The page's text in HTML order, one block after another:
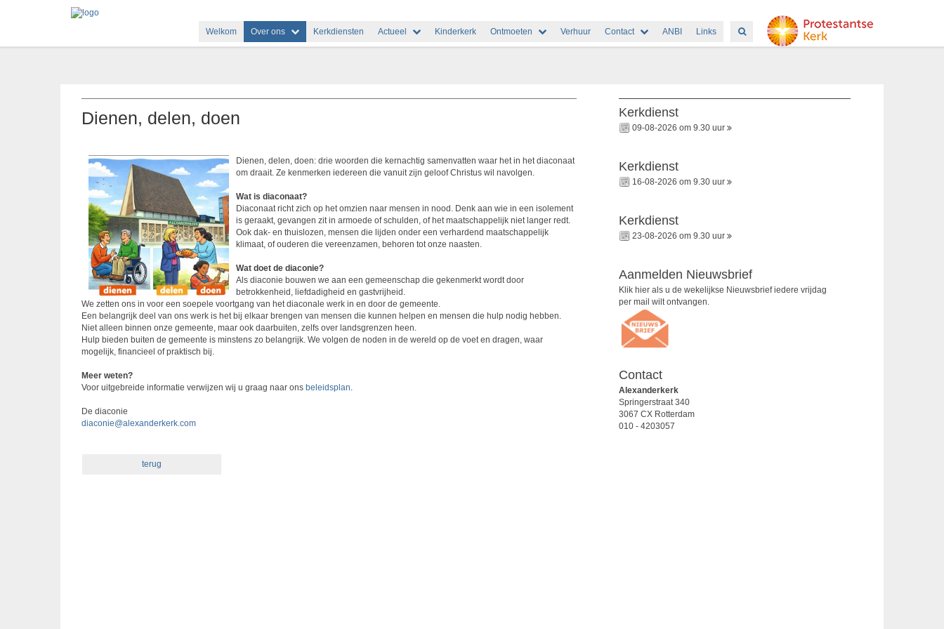
Welkom Over ons Kerkdiensten Actueel Kinderkerk Ontmoeten Verhuur Contact ANBI Links
Dienen, delen, doen
Dienen, delen, doen: drie woorden die kernachtig samenvatten waar het in het diaconaat
om draait. Ze kenmerken iedereen die vanuit zijn geloof Christus wil navolgen.
Wat is diaconaat?
Diaconaat richt zich op het omzien naar mensen in nood. Denk aan wie in een isolement
is geraakt, gevangen zit in armoede of schulden, of het maatschappelijk niet langer redt.
Ook dak- en thuislozen, mensen die lijden onder een verhardend maatschappelijk
klimaat, of ouderen die vereenzamen, behoren tot onze naasten.
Wat doet de diaconie?
Als diaconie bouwen we aan een gemeenschap die gekenmerkt wordt door
betrokkenheid, liefdadigheid en gastvrijheid.
We zetten ons in voor een soepele voortgang van het diaconale werk in en door de gemeente.
Een belangrijk deel van ons werk is het bij elkaar brengen van mensen die kunnen helpen en mensen die hulp nodig hebben.
Niet alleen binnen onze gemeente, maar ook daarbuiten, zelfs over landsgrenzen heen.
Hulp bieden buiten de gemeente is minstens zo belangrijk. We volgen de noden in de wereld op de voet en dragen, waar
mogelijk, financieel of praktisch bij.
Meer weten?
Voor uitgebreide informatie verwijzen wij u graag naar ons beleidsplan.
De diaconie
diaconie@alexanderkerk.com
terug
Kerkdienst
09-08-2026 om 9.30 uur
Kerkdienst
16-08-2026 om 9.30 uur
Kerkdienst
23-08-2026 om 9.30 uur
Aanmelden Nieuwsbrief
Klik hier als u de wekelijkse Nieuwsbrief iedere vrijdag
per mail wilt ontvangen.
Contact
Alexanderkerk
Springerstraat 340
3067 CX Rotterdam
010 - 4203057